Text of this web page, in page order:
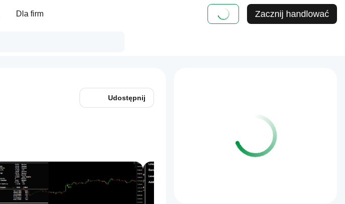
Dla firm Zacznij handlować
Udostępnij